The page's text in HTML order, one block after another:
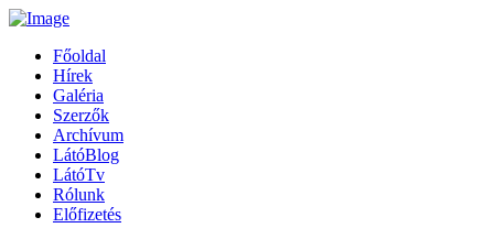
Főoldal
Hírek
Galéria
Szerzők
Archívum
LátóBlog
LátóTv
Rólunk
Előfizetés